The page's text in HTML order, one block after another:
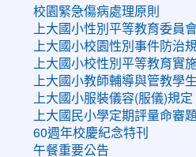
校園緊急傷病處理原則
上大國小性別平等教育委員
上大國小校園性別事件防治
上大國小校性別平等教育實
上大國小教師輔導與管教學
上大國小服裝儀容(服儀)規定
上大國民小學定期評量命審
60週年校慶紀念特刊
午餐重要公告